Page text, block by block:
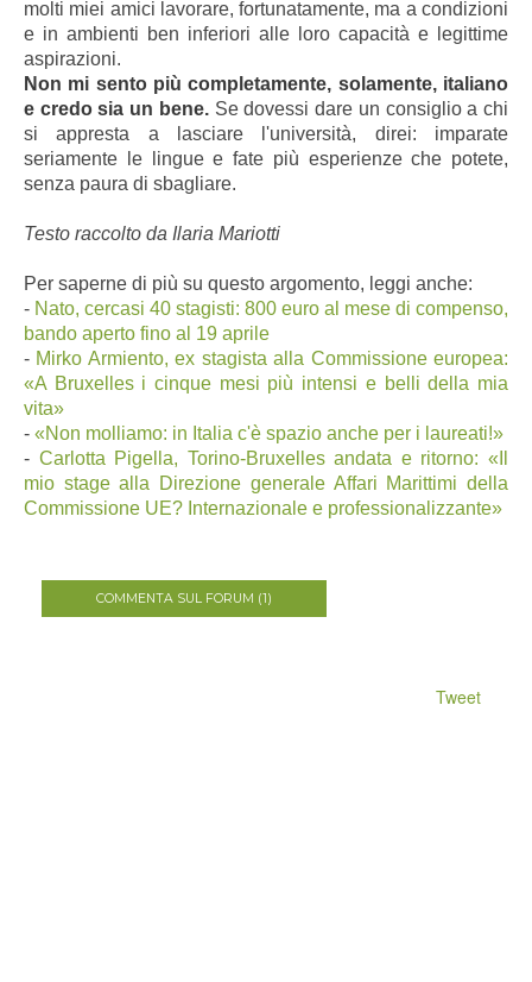
molti miei amici lavorare, fortunatamente, ma a condizioni
e in ambienti ben inferiori alle loro capacità e legittime
aspirazioni.
Non mi sento più completamente, solamente, italiano
e credo sia un bene.Se dovessi dare un consiglio a chi
si appresta a lasciare l'università, direi: imparate
seriamente le lingue e fate più esperienze che potete,
senza paura di sbagliare.
Testo raccolto da Ilaria Mariotti
Per saperne di più su questo argomento, leggi anche:
- Nato, cercasi 40 stagisti: 800 euro al mese di compenso,
bando aperto fino al 19 aprile
- Mirko Armiento, ex stagista alla Commissione europea:
«A Bruxelles i cinque mesi più intensi e belli della mia
vita»
- «Non molliamo: in Italia c'è spazio anche per i laureati!»
- Carlotta Pigella, Torino-Bruxelles andata e ritorno: «Il
mio stage alla Direzione generale Affari Marittimi della
Commissione UE? Internazionale e professionalizzante»
COMMENTA SUL FORUM (1)
Tweet